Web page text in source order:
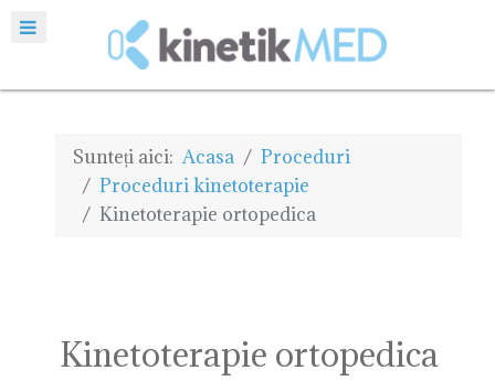
Sunteți aici: Acasa
Proceduri
Proceduri kinetoterapie
Kinetoterapie ortopedica
Kinetoterapie ortopedica